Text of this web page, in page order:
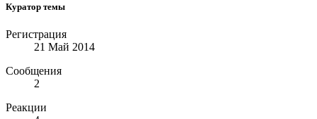
Куратор темы
Регистрация
21 Май 2014
Сообщения
2
Реакции